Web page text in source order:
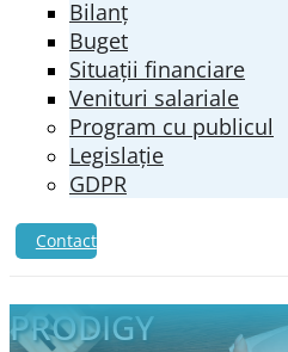
Bilanț
Buget
Situații financiare
Venituri salariale
Program cu publicul
Legislație
GDPR
Contact
PRODIGY